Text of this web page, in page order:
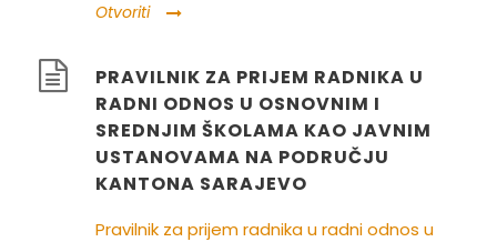
Otvoriti
PRAVILNIK ZA PRIJEM RADNIKA U
RADNI ODNOS U OSNOVNIM I
SREDNJIM ŠKOLAMA KAO JAVNIM
USTANOVAMA NA PODRUČJU
KANTONA SARAJEVO
Pravilnik za prijem radnika u radni odnos u